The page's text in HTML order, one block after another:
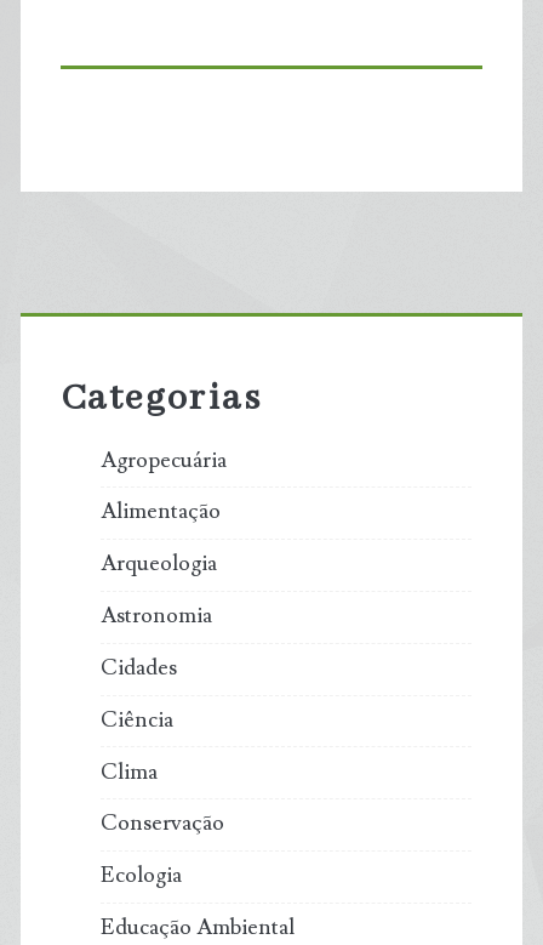
Primary
Sidebar
Categorias
Agropecuária
Alimentação
Arqueologia
Astronomia
Cidades
Ciência
Clima
Conservação
Ecologia
Educação Ambiental